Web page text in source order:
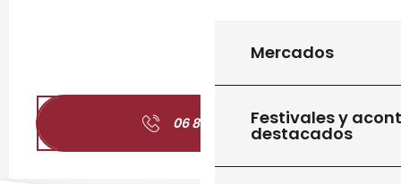
Mercados
Festivales y
destacados
06 83 81 19 ▒▒